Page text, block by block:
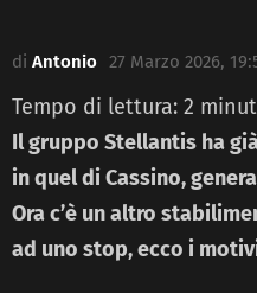
di Antonio 27 Marzo 2026,
Tempo di lettura: 2
Il gruppo Stellantis ha
in quel di Cassino,
Ora c’è un altro
ad uno stop, ecco i